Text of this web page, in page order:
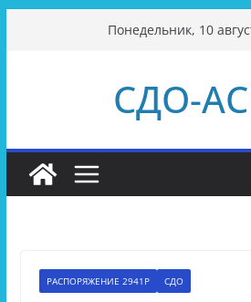
Понедельник, 10
СДО-
РАСПОРЯЖЕНИЕ 2941Р СДО